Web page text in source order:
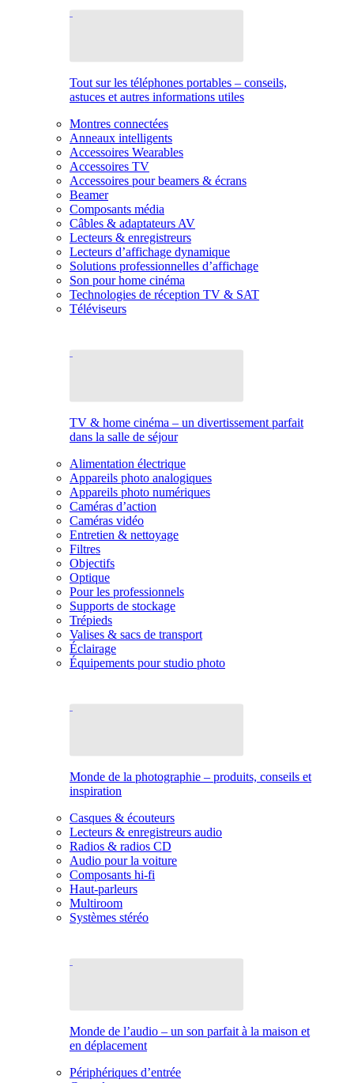
Tout sur les téléphones portables – conseils,
astuces et autres informations utiles
Montres connectées
Anneaux intelligents
Accessoires Wearables
Accessoires TV
Accessoires pour beamers & écrans
Beamer
Composants média
Câbles & adaptateurs AV
Lecteurs & enregistreurs
Lecteurs d’affichage dynamique
Solutions professionnelles d’affichage
Son pour home cinéma
Technologies de réception TV & SAT
Téléviseurs
TV & home cinéma – un divertissement parfait
dans la salle de séjour
Alimentation électrique
Appareils photo analogiques
Appareils photo numériques
Caméras d’action
Caméras vidéo
Entretien & nettoyage
Filtres
Objectifs
Optique
Pour les professionnels
Supports de stockage
Trépieds
Valises & sacs de transport
Éclairage
Équipements pour studio photo
Monde de la photographie – produits, conseils et
inspiration
Casques & écouteurs
Lecteurs & enregistreurs audio
Radios & radios CD
Audio pour la voiture
Composants hi-fi
Haut-parleurs
Multiroom
Systèmes stéréo
Monde de l’audio – un son parfait à la maison et
en déplacement
Périphériques d’entrée